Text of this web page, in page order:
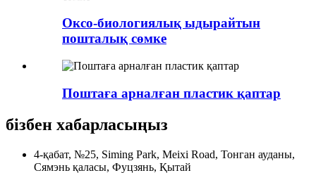
Оксо-биологиялық ыдырайтын
пошталық сөмке
Поштаға арналған пластик қаптар
бізбен хабарласыңыз
4-қабат, №25, Siming Park, Meixi Road, Тонган ауданы,
Сямэнь қаласы, Фуцзянь, Қытай